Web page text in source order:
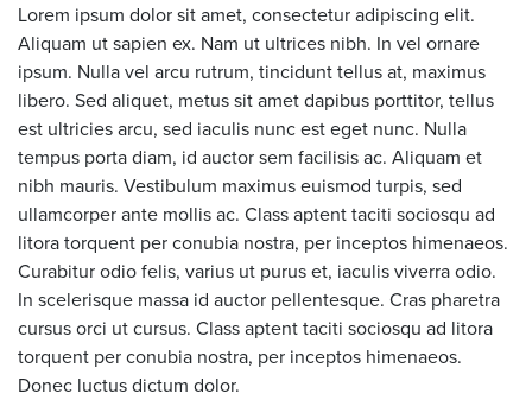
Lorem ipsum dolor sit amet, consectetur adipiscing elit.
Aliquam ut sapien ex. Nam ut ultrices nibh. In vel ornare
ipsum. Nulla vel arcu rutrum, tincidunt tellus at, maximus
libero. Sed aliquet, metus sit amet dapibus porttitor, tellus
est ultricies arcu, sed iaculis nunc est eget nunc. Nulla
tempus porta diam, id auctor sem facilisis ac. Aliquam et
nibh mauris. Vestibulum maximus euismod turpis, sed
ullamcorper ante mollis ac. Class aptent taciti sociosqu ad
litora torquent per conubia nostra, per inceptos himenaeos.
Curabitur odio felis, varius ut purus et, iaculis viverra odio.
In scelerisque massa id auctor pellentesque. Cras pharetra
cursus orci ut cursus. Class aptent taciti sociosqu ad litora
torquent per conubia nostra, per inceptos himenaeos.
Donec luctus dictum dolor.